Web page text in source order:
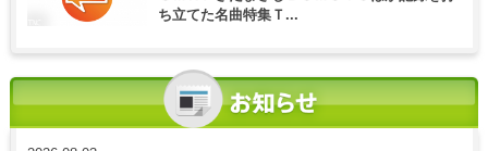
ち立てた名曲特集Ｔ...